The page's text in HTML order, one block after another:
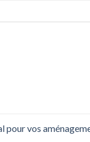
pour vos